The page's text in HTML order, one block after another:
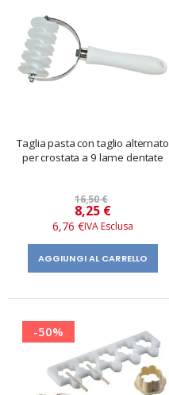
Taglia pasta con taglio alternato
per crostata a 9 lame dentate
16,50 €
Prezzo
speciale
8,25 €
6,76 €
AGGIUNGI AL CARRELLO
-50%